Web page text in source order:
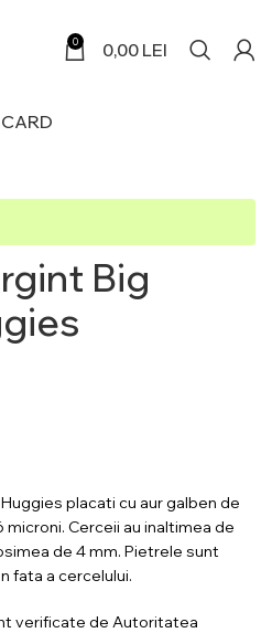
0
0,00 LEI
Big
placati cu aur galben de
microni. Cerceii au inaltimea de
de 4 mm. Pietrele sunt
fata a cercelului.
verificate de Autoritatea